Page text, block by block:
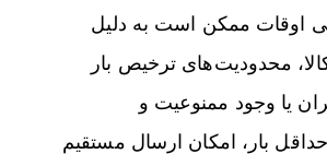
اوقات ممکن است به دلیل
محدودیت‌های ترخیص بار
یا وجود ممنوعیت و
بار، امکان ارسال مستقیم